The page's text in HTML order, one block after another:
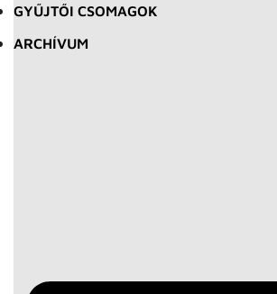
GYŰJTŐI CSOMAGOK
ARCHÍVUM